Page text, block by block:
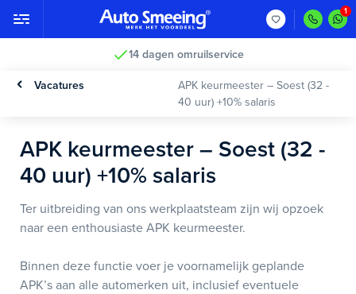
14 dagen omruilservice
Vacatures
APK keurmeester – Soest (32 -
40 uur) +10% salaris
APK keurmeester – Soest (32 -
40 uur) +10% salaris
Ter uitbreiding van ons werkplaatsteam zijn wij opzoek
naar een enthousiaste APK keurmeester.
Binnen deze functie voer je voornamelijk geplande
APK’s aan alle automerken uit, inclusief eventuele